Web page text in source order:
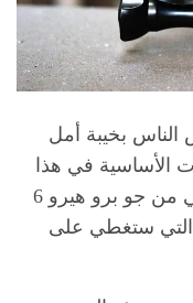
بخيبة أمل
الأساسية في هذا
الطراز قد تم نسخها بشكل أساسي من جو برو هيرو 6
التي ستغطي على